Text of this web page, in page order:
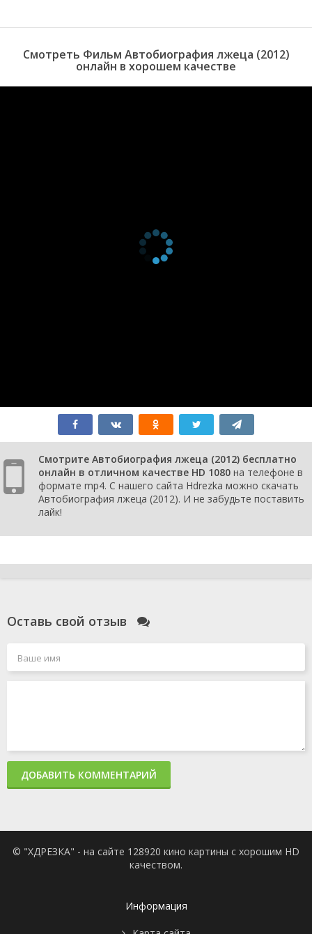
Смотреть Фильм Автобиография лжеца (2012)
онлайн в хорошем качестве
Смотрите Автобиография лжеца (2012) бесплатно
онлайн в отличном качестве HD 1080 на телефоне в
формате mp4. С нашего сайта Hdrezka можно скачать
Автобиография лжеца (2012). И не забудьте поставить
лайк!
Оставь свой отзыв
ДОБАВИТЬ КОММЕНТАРИЙ
© "ХДРЕЗКА" - на сайте 128920 кино картины с хорошим HD
качеством.
Информация